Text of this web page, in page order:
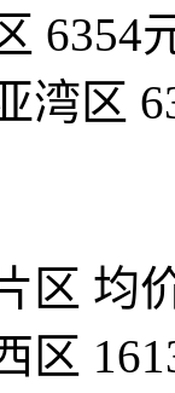
6354
湾区
区 均
区